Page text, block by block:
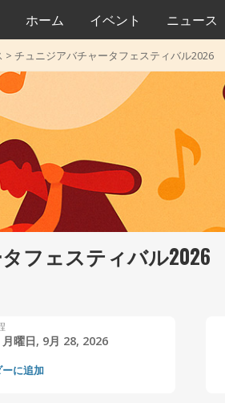
ホーム イベント ニュース
> チュニジアバチャータフェスティバル2026
フェスティバル2026
曜日, 9月 28, 2026
に追加